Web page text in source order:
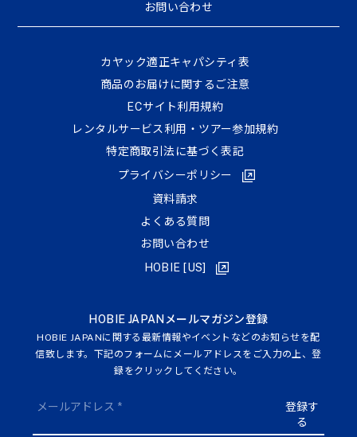
お問い合わせ
HOBIE JAPANメールマガジン登録
HOBIE JAPANに関する最新情報やイベントなどのお知らせを配
信致します。下記のフォームにメールアドレスをご入力の上、登
録をクリックしてください。
カヤック適正キャパシティ表
商品のお届けに関するご注意
ECサイト利⽤規約
レンタルサービス利用・ツアー参加規約
特定商取引法に基づく表記
プライバシーポリシー
資料請求
よくある質問
お問い合わせ
HOBIE [US]